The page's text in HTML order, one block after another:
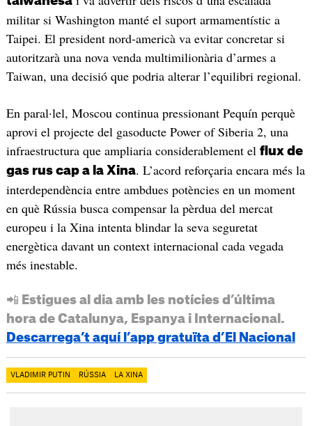
militar si Washington manté el suport armamentístic a
Taipei. El president nord-americà va evitar concretar si
autoritzarà una nova venda multimilionària d’armes a
Taiwan, una decisió que podria alterar l’equilibri regional.
En paral·lel, Moscou continua pressionant Pequín perquè
aprovi el projecte del gasoducte Power of Siberia 2, una
infraestructura que ampliaria considerablement el flux de
gas rus cap a la Xina. L’acord reforçaria encara més la
interdependència entre ambdues potències en un moment
en què Rússia busca compensar la pèrdua del mercat
europeu i la Xina intenta blindar la seva seguretat
energètica davant un context internacional cada vegada
més inestable.
📲 Estigues al dia amb les notícies d’última
hora de Catalunya, Espanya i Internacional.
Descarrega’t aquí l’app gratuïta d’El Nacional
VLADIMIR PUTIN RÚSSIA LA XINA